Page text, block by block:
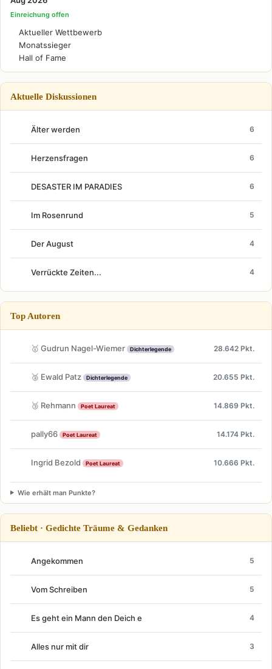
Einreichung offen
Aktueller Wettbewerb
Monatssieger
Hall of Fame
Aktuelle Diskussionen
Älter werden 6
Herzensfragen 6
DESASTER IM PARADIES 6
Im Rosenrund 5
Der August 4
Verrückte Zeiten... 4
Top Autoren
🥇 Gudrun Nagel-Wiemer Dichterlegende 28.642 Pkt.
🥈 Ewald Patz Dichterlegende 20.655 Pkt.
🥉 Rehmann Poet Laureat 14.869 Pkt.
pally66 Poet Laureat 14.174 Pkt.
Ingrid Bezold Poet Laureat 10.666 Pkt.
Wie erhält man Punkte?
Beliebt · Gedichte Träume & Gedanken
Angekommen 5
Vom Schreiben 5
Es geht ein Mann den Deich e 4
Alles nur mit dir 3